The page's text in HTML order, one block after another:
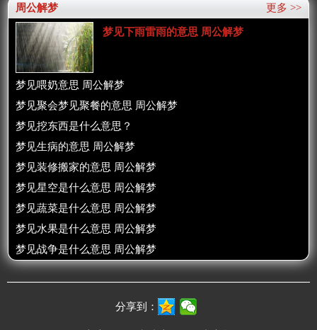
更多 >>
周公解梦
梦见下雨雷雨的意思 周公解梦
梦见喂奶意思 周公解梦
梦见聚会梦见聚餐的意思 周公解梦
梦见挖东西是什么意思？
梦见生病的意思 周公解梦
梦见装修搬家的意思 周公解梦
梦见星空是什么意思 周公解梦
梦见蔬菜是什么意思 周公解梦
梦见水果是什么意思 周公解梦
梦见战争是什么意思 周公解梦
分享到：